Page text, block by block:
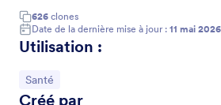
626 clones
Date de la dernière mise à jour : 11 mai 2026
Utilisation :
Accéder à la catégorie :
Santé
Créé par